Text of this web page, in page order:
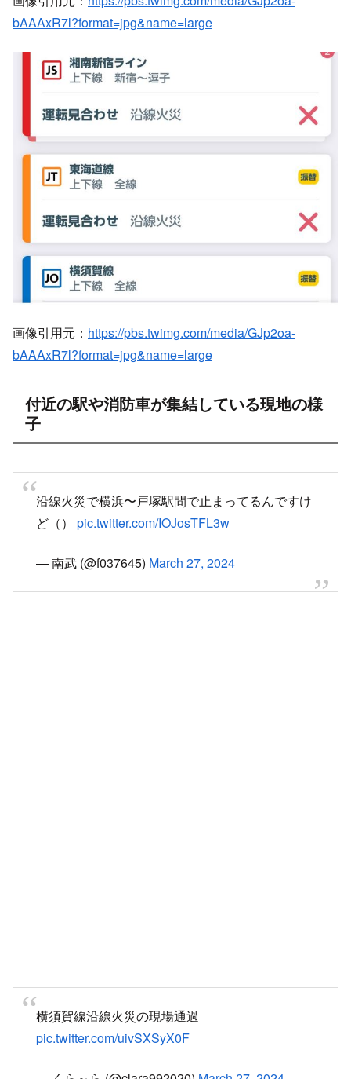
bAAAxR7l?format=jpg&name=large
画像引用元： https://pbs.twimg.com/media/GJp2oa-
bAAAxR7l?format=jpg&name=large
付近の駅や消防車が集結している現地の様
子
沿線火災で横浜〜戸塚駅間で止まってるんですけ
ど（） pic.twitter.com/IOJosTFL3w
— 南武 (@f037645) March 27, 2024
横須賀線沿線火災の現場通過
pic.twitter.com/uivSXSyX0F